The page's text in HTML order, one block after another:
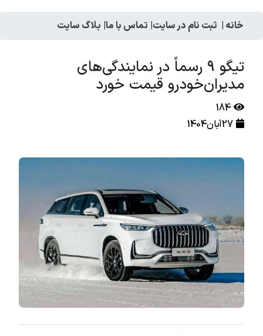
خانه | ثبت نام در سایت| تماس با ما| بلاگ سایت
تیگو ۹ رسماً در نمایندگی‌های
مدیران‌خودرو قیمت خورد
184
27آبان1404